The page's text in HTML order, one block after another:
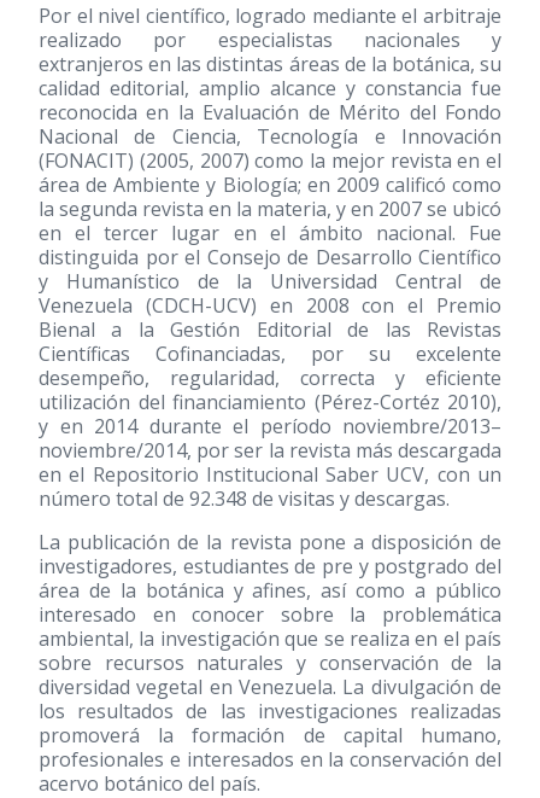
Por el nivel científico, logrado mediante el arbitraje
realizado por especialistas nacionales y
extranjeros en las distintas áreas de la botánica, su
calidad editorial, amplio alcance y constancia fue
reconocida en la Evaluación de Mérito del Fondo
Nacional de Ciencia, Tecnología e Innovación
(FONACIT) (2005, 2007) como la mejor revista en el
área de Ambiente y Biología; en 2009 calificó como
la segunda revista en la materia, y en 2007 se ubicó
en el tercer lugar en el ámbito nacional. Fue
distinguida por el Consejo de Desarrollo Científico
y Humanístico de la Universidad Central de
Venezuela (CDCH-UCV) en 2008 con el Premio
Bienal a la Gestión Editorial de las Revistas
Científicas Cofinanciadas, por su excelente
desempeño, regularidad, correcta y eficiente
utilización del financiamiento (Pérez-Cortéz 2010),
y en 2014 durante el período noviembre/2013–
noviembre/2014, por ser la revista más descargada
en el Repositorio Institucional Saber UCV, con un
número total de 92.348 de visitas y descargas.
La publicación de la revista pone a disposición de
investigadores, estudiantes de pre y postgrado del
área de la botánica y afines, así como a público
interesado en conocer sobre la problemática
ambiental, la investigación que se realiza en el país
sobre recursos naturales y conservación de la
diversidad vegetal en Venezuela. La divulgación de
los resultados de las investigaciones realizadas
promoverá la formación de capital humano,
profesionales e interesados en la conservación del
acervo botánico del país.